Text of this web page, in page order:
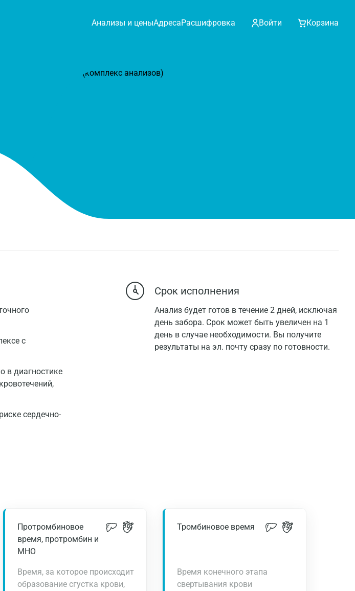
Анализы и ценыАдресаРасшифровка Войти Корзина
с
в диагностике
сердечно-
Срок исполнения
Анализ будет готов в течение 2 дней, исключая
день забора. Срок может быть увеличен на 1
день в случае необходимости. Вы получите
результаты на эл. почту сразу по готовности.
Протромбиновое
время, протромбин и
МНО
Время, за которое происходит
образование сгустка крови,
Тромбиновое время
Время конечного этапа
свертывания крови